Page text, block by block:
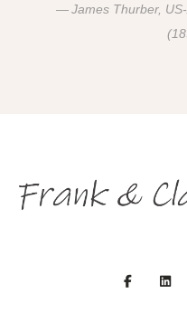
James Thurber,